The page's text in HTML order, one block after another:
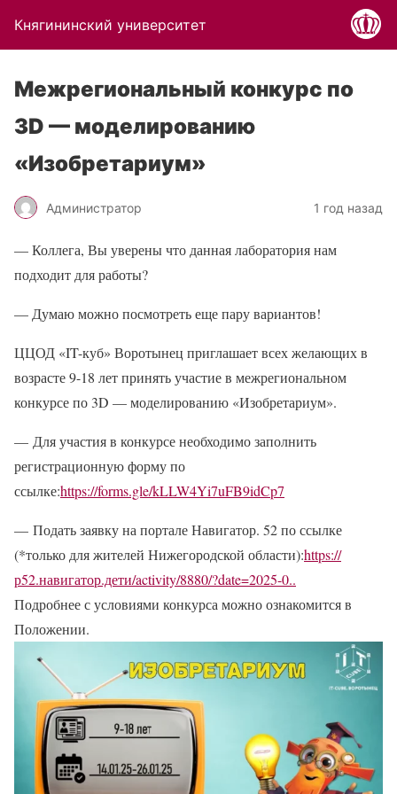
Княгининский университет
Межрегиональный конкурс по
3D — моделированию
«Изобретариум»
Администратор 1 год назад
— Коллега, Вы уверены что данная лаборатория нам
подходит для работы?
— Думаю можно посмотреть еще пару вариантов!‍
ЦЦОД «IT-куб» Воротынец приглашает всех желающих в
возрасте 9-18 лет принять участие в межрегиональном
конкурсе по 3D — моделированию «Изобретариум».
— Для участия в конкурсе необходимо заполнить
регистрационную форму по
ссылке:https://forms.gle/kLLW4Yi7uFB9idCp7
— Подать заявку на портале Навигатор. 52 по ссылке
(*только для жителей Нижегородской области):https://
р52.навигатор.дети/activity/8880/?date=2025-0..
Подробнее с условиями конкурса можно ознакомится в
Положении.